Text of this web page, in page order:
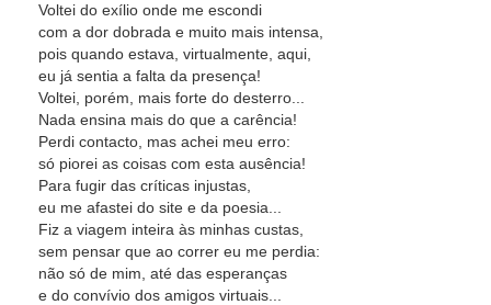
Voltei do exílio onde me escondi
com a dor dobrada e muito mais intensa,
pois quando estava, virtualmente, aqui,
eu já sentia a falta da presença!
Voltei, porém, mais forte do desterro...
Nada ensina mais do que a carência!
Perdi contacto, mas achei meu erro:
só piorei as coisas com esta ausência!
Para fugir das críticas injustas,
eu me afastei do site e da poesia...
Fiz a viagem inteira às minhas custas,
sem pensar que ao correr eu me perdia:
não só de mim, até das esperanças
e do convívio dos amigos virtuais...